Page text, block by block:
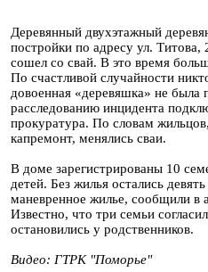
Деревянный двухэтажный
постройки по адресу ул.
сошел со свай. В это время
По счастливой случайности
довоенная «деревяшка» не была
расследованию инцидента
прокуратура. По словам
капремонт, менялись сваи.
В доме зарегистрированы 10
детей. Без жилья остались
маневренное жилье, сообщили в
Известно, что три семьи
остановились у родственников.
Видео: ГТРК "Поморье"